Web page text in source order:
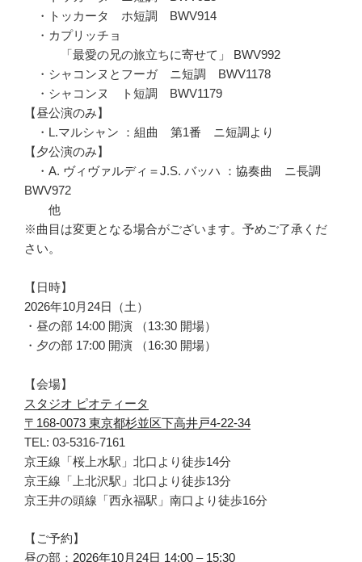
・トッカータ ホ短調 BWV914
・カプリッチョ
「最愛の兄の旅立ちに寄せて」 BWV992
・シャコンヌとフーガ ニ短調 BWV1178
・シャコンヌ ト短調 BWV1179
【昼公演のみ】
・L.マルシャン ：組曲 第1番 ニ短調より
【夕公演のみ】
・A. ヴィヴァルディ＝J.S. バッハ ：協奏曲 ニ長調
BWV972
他
※曲目は変更となる場合がございます。予めご了承くだ
さい。
【日時】
2026年10月24日（土）
・昼の部 14:00 開演 （13:30 開場）
・夕の部 17:00 開演 （16:30 開場）
【会場】
スタジオ ピオティータ
〒168-0073 東京都杉並区下高井戸4-22-34
​TEL: 03-5316-7161
京王線「桜上水駅」北口より徒歩14分
京王線「上北沢駅」北口より徒歩13分
京王井の頭線「西永福駅」南口より徒歩16分
【ご予約】
昼の部： 2026年10月24日 14:00 – 15:30